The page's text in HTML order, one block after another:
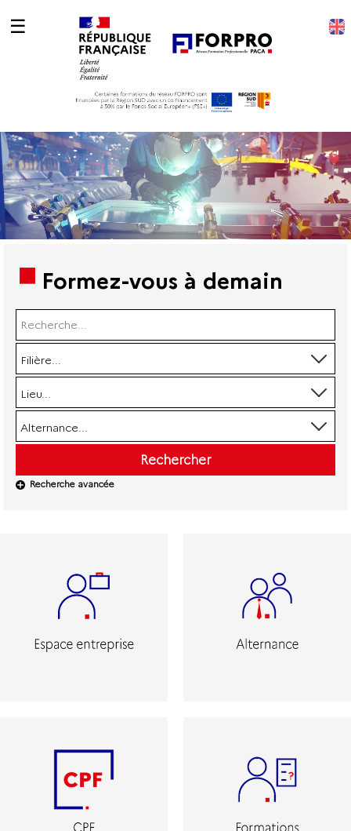
☰
Formez-vous à demain
Filière...
Lieu...
Alternance...
Rechercher
Recherche avancée